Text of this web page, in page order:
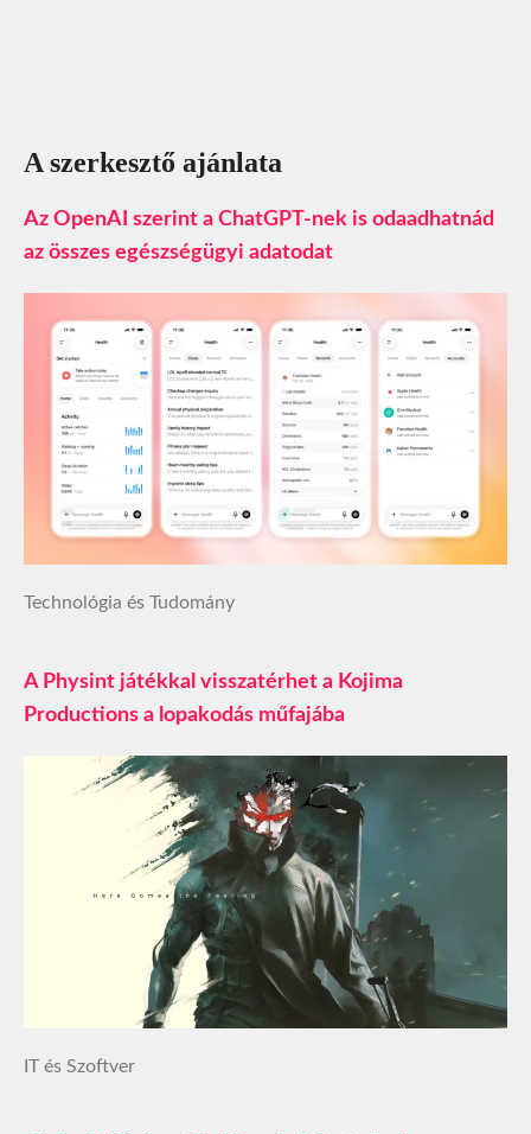
A szerkesztő ajánlata
Az OpenAI szerint a ChatGPT-nek is odaadhatnád
az összes egészségügyi adatodat
Technológia és Tudomány
A Physint játékkal visszatérhet a Kojima
Productions a lopakodás műfajába
IT és Szoftver